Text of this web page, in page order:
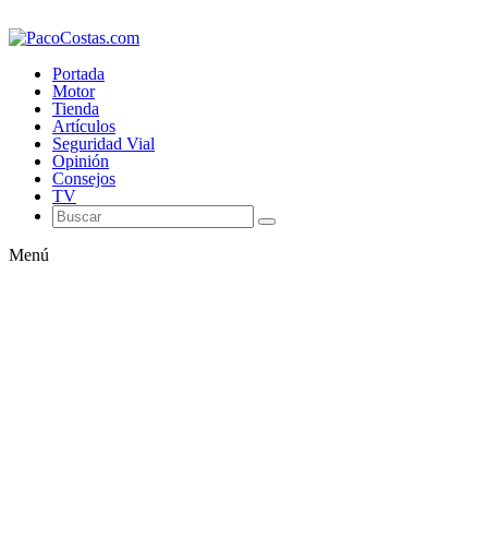
Portada
Motor
Tienda
Artículos
Seguridad Vial
Opinión
Consejos
TV
Menú